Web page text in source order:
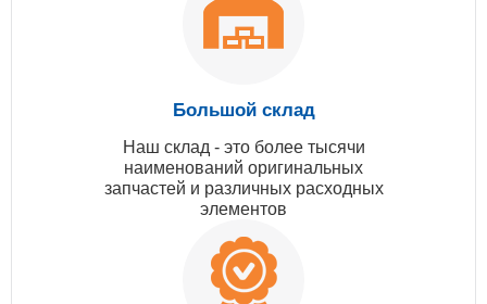
Большой склад
Наш склад - это более тысячи
наименований оригинальных
запчастей и различных расходных
элементов